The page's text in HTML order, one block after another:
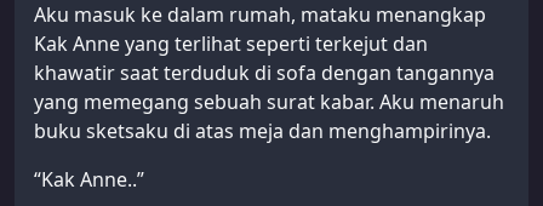
Aku masuk ke dalam rumah, mataku menangkap
Kak Anne yang terlihat seperti terkejut dan
khawatir saat terduduk di sofa dengan tangannya
yang memegang sebuah surat kabar. Aku menaruh
buku sketsaku di atas meja dan menghampirinya.
“Kak Anne..”